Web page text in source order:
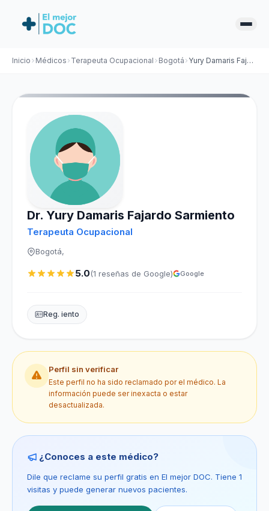
Inicio Médicos Terapeuta Ocupacional Bogotá Yury Damaris Fajardo Sarmiento
Dr. Yury Damaris Fajardo Sarmiento
Terapeuta Ocupacional
Bogotá,
5.0(1 reseñas de Google) Google
Reg. iento
Perfil sin verificar
Este perfil no ha sido reclamado por el médico. La
información puede ser inexacta o estar
desactualizada.
¿Conoces a este médico?
Dile que reclame su perfil gratis en El mejor DOC. Tiene 1
visitas y puede generar nuevos pacientes.